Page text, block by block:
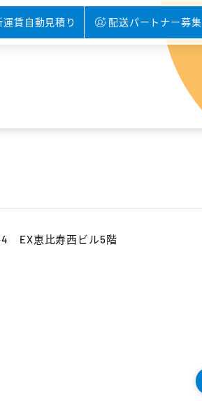
運賃自動見積り 配送パートナー募集
4 EX恵比寿西ビル5階